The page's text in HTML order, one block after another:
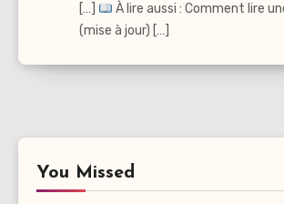
[…]
À lire aussi : Comment lire
(mise à jour) […]
You Missed